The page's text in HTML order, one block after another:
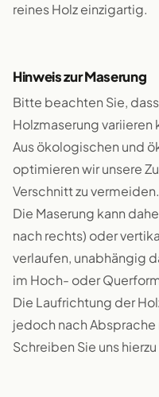
reines Holz einzigartig.
Hinweis zur Maserung
Bitte beachten Sie,
Holzmaserung variieren
Aus ökologischen und
optimieren wir unsere
Verschnitt zu vermeiden.
Die Maserung kann
nach rechts) oder
verlaufen, unabhängig
im Hoch- oder
Die Laufrichtung der
jedoch nach
Schreiben Sie uns